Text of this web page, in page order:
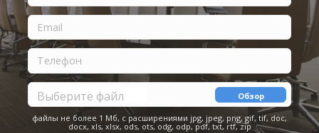
Выберите файл Обзор
файлы не более 1 Мб, с расширениями jpg, jpeg, png, gif, tif, doc,
docx, xls, xlsx, ods, ots, odg, odp, pdf, txt, rtf, zip